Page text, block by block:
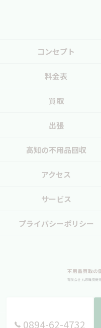
0894-62-4732
コンセプト
料金表
買取
出張
高知の不用品回収
アクセス
サービス
プライバシーポリシー